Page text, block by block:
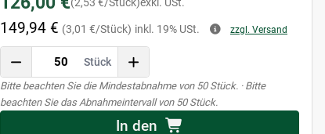
149,94 € (3,01 €/Stück) inkl. 19% USt. zzgl. Versand
Stück
xBitte beachten Sie die Mindestabnahme von 50 Stück. · Bitte
beachten Sie das Abnahmeintervall von 50 Stück.
In den